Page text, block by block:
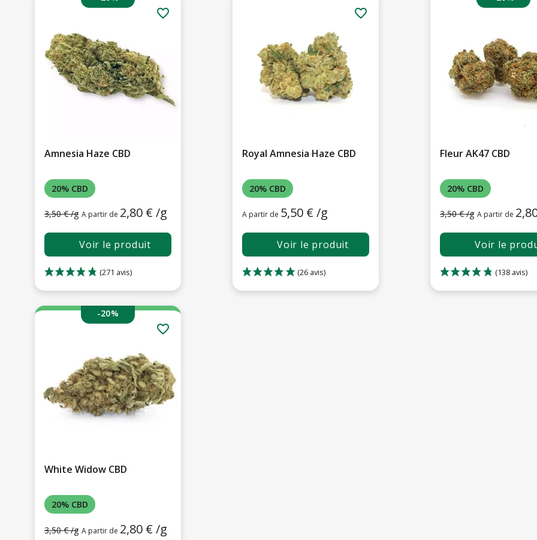
Amnesia Haze CBD
20% CBD
3,50 € /g A partir de 2,80 € /g
Voir le produit
favorite_border
Royal Amnesia Haze CBD
20% CBD
A partir de 5,50 € /g
Voir le produit
favorite_border
Fleur AK47 CBD
20% CBD
3,50 € /g A partir de
Voir le
-20%
White Widow CBD
20% CBD
3,50 € /g A partir de 2,80 € /g
favorite_border